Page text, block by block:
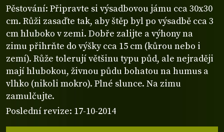
Pěstování: Připravte si výsadbovou jámu cca 30x30
cm. Růži zasaďte tak, aby štěp byl po výsadbě cca 3
cm hluboko v zemi. Dobře zalijte a výhony na
zimu přihrňte do výšky cca 15 cm (kůrou nebo i
zemí). Růže tolerují většinu typu půd, ale nejraději
mají hlubokou, živnou půdu bohatou na humus a
vlhko (nikoli mokro). Plné slunce. Na zimu
zamulčujte.
Poslední revize: 17-10-2014